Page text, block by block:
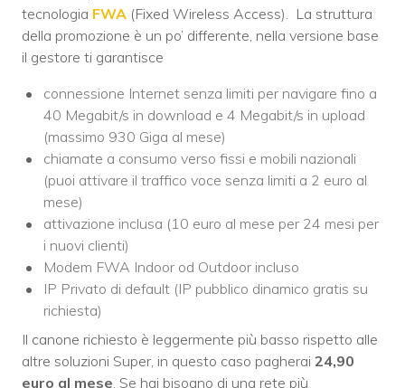
tecnologia FWA (Fixed Wireless Access). La struttura
della promozione è un po’ differente, nella versione base
il gestore ti garantisce
connessione Internet senza limiti per navigare fino a
40 Megabit/s in download e 4 Megabit/s in upload
(massimo 930 Giga al mese)
chiamate a consumo verso fissi e mobili nazionali
(puoi attivare il traffico voce senza limiti a 2 euro al
mese)
attivazione inclusa (10 euro al mese per 24 mesi per
i nuovi clienti)
Modem FWA Indoor od Outdoor incluso
IP Privato di default (IP pubblico dinamico gratis su
richiesta)
Il canone richiesto è leggermente più basso rispetto alle
altre soluzioni Super, in questo caso pagherai 24,90
euro al mese . Se hai bisogno di una rete più